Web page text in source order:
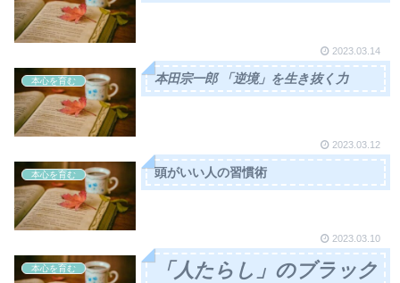
2023.03.14
本心を育む 本田宗一郎 「逆境」を生き抜く力
2023.03.12
本心を育む 頭がいい人の習慣術
2023.03.10
本心を育む
「人たらし」のブラック